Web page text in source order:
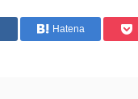
Hatena